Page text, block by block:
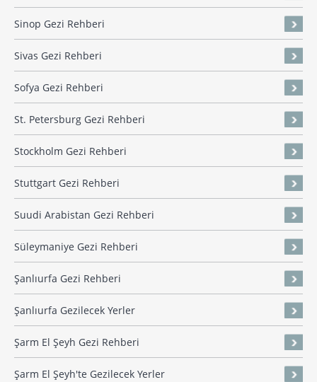
Sinop Gezi Rehberi
Sivas Gezi Rehberi
Sofya Gezi Rehberi
St. Petersburg Gezi Rehberi
Stockholm Gezi Rehberi
Stuttgart Gezi Rehberi
Suudi Arabistan Gezi Rehberi
Süleymaniye Gezi Rehberi
Şanlıurfa Gezi Rehberi
Şanlıurfa Gezilecek Yerler
Şarm El Şeyh Gezi Rehberi
Şarm El Şeyh'te Gezilecek Yerler